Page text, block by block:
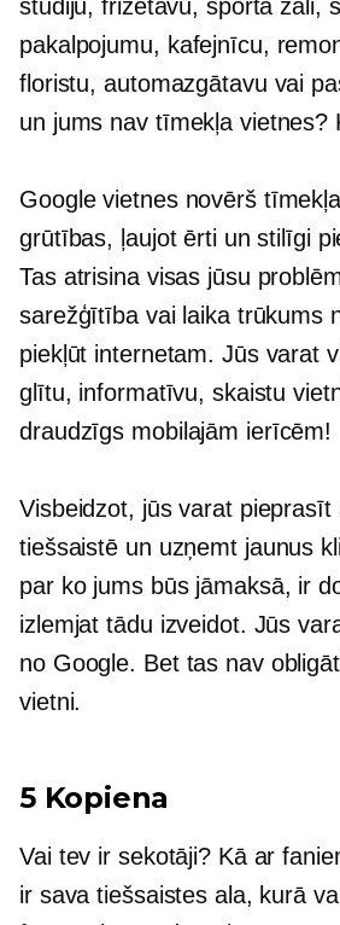
studiju, frizētavu, sporta zāli,
pakalpojumu, kafejnīcu,
floristu, automazgātavu vai
un jums nav tīmekļa vietnes?
Google vietnes novērš
grūtības, ļaujot ērti un stilīgi
Tas atrisina visas jūsu
sarežģītība vai laika trūkums
piekļūt internetam. Jūs varat
glītu, informatīvu, skaistu
draudzīgs mobilajām ierīcēm!
Visbeidzot, jūs varat pieprasīt
tiešsaistē un uzņemt jaunus
par ko jums būs jāmaksā, ir
izlemjat tādu izveidot. Jūs
no Google. Bet tas nav
vietni.
5 Kopiena
Vai tev ir sekotāji? Kā ar
ir sava tiešsaistes ala, kurā